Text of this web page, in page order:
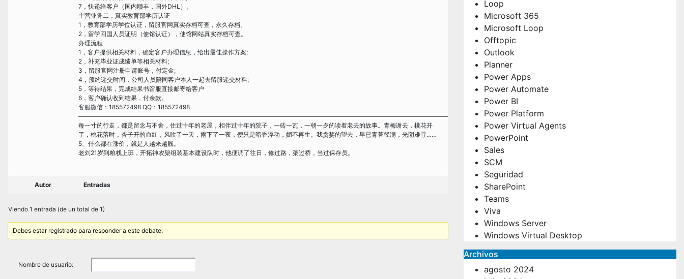
7，快递给客户（国内顺丰，国外DHL）。
主营业务二，真实教育部学历认证
1，教育部学历学位认证，留服官网真实存档可查，永久存档。
2，留学回国人员证明（使馆认证），使馆网站真实存档可查。
办理流程
1，客户提供相关材料，确定客户办理信息，给出最佳操作方案;
2，补充毕业证成绩单等相关材料;
3，留服官网注册申请账号，付定金;
4，预约递交时间，公司人员陪同客户本人一起去留服递交材料;
5，等待结果，完成结果书留服直接邮寄给客户
6，客户确认收到结果，付余款。
客服微信：185572498 QQ：185572498
每一寸的行走，都是留念与不舍，住过十年的老屋，相伴过十年的院子，一砖一瓦，一朝一夕的读着老去的故事。青梅谢去，桃花开
了，桃花落时，杏子开的血红，风吹了一天，雨下了一夜，便只是暗香浮动，媚不再生。我贪婪的望去，早已青苔径满，光阴难寻……
5、什么都在涨价，就是人越来越贱。
老刘21岁到粮栈上班，开拓神农架组装基本建设队时，他便调了往日，修过路，架过桥，当过保存员。
Autor Entradas
Viendo 1 entrada (de un total de 1)
Debes estar registrado para responder a este debate.
Nombre de usuario:
Loop
Microsoft 365
Microsoft Loop
Offtopic
Outlook
Planner
Power Apps
Power Automate
Power BI
Power Platform
Power Virtual Agents
PowerPoint
Sales
SCM
Seguridad
SharePoint
Teams
Viva
Windows Server
Windows Virtual Desktop
Archivos
agosto 2024